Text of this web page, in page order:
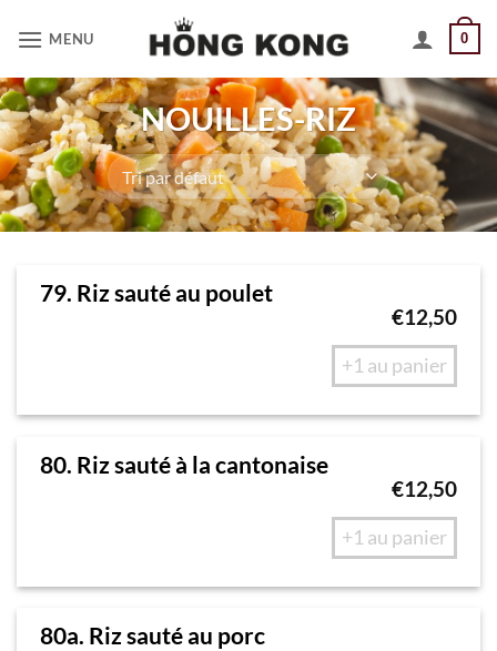
MENU 0
NOUILLES-RIZ
79. Riz sauté au poulet
€12,50
+1 au panier
80. Riz sauté à la cantonaise
€12,50
+1 au panier
80a. Riz sauté au porc